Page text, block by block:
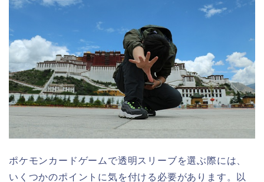
ポケモンカードゲームで透明スリーブを選ぶ際には、
いくつかのポイントに気を付ける必要があります。以